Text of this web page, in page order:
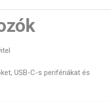
USB-C-s perifériákat és